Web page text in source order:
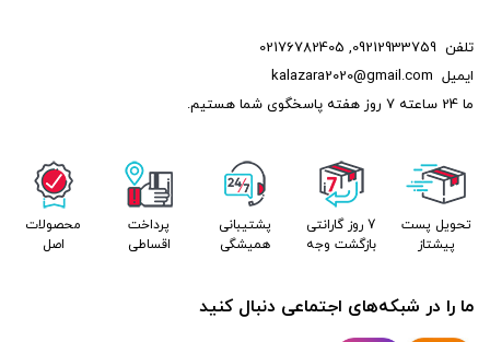
تلفن 09212933759
,
02176782405
ایمیل kalazara2020@gmail.com
ما 24 ساعته 7 روز هفته پاسخگوی شما هستیم.
تحویل پست
پیشتاز
7 روز گارانتی
بازگشت وجه
پشتیبانی
همیشگی
پرداخت
اقساطی
محصولات
اصل
ما را در شبکه‌های اجتماعی دنبال کنید